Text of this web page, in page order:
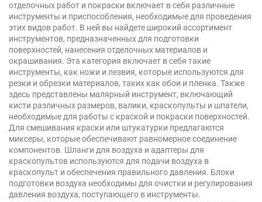
отделочных работ и покраски включает в себя различные
инструменты и приспособления, необходимые для проведения
этих видов работ. В ней вы найдете широкий ассортимент
инструментов, предназначенных для подготовки
поверхностей, нанесения отделочных материалов и
окрашивания. Эта категория включает в себя такие
инструменты, как ножи и лезвия, которые используются для
резки и обрезки материалов, таких как обои и пленка. Также
здесь представлены малярный инструмент, включающий
кисти различных размеров, валики, краскопульты и шпатели,
необходимые для работы с краской и покраски поверхностей.
Для смешивания краски или штукатурки предлагаются
миксеры, которые обеспечивают равномерное соединение
компонентов. Шланги для воздуха и адаптеры для
краскопультов используются для подачи воздуха в
краскопульт и обеспечения правильного давления. Блоки
подготовки воздуха необходимы для очистки и регулирования
давления воздуха, поступающего в инструменты.